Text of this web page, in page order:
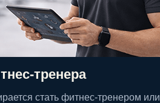
тренера
стать фитнес-тренером или